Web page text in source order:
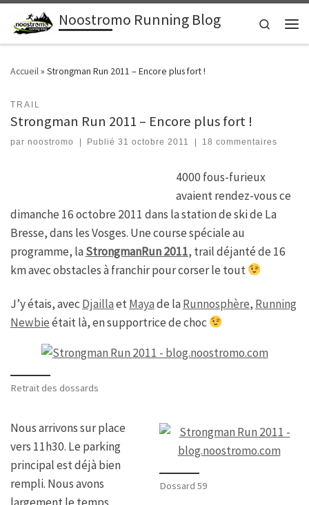
Passer au contenuNoostromo Running Blog
Search
Accueil» Strongman Run 2011 – Encore plus fort !
TRAIL
Strongman Run 2011 – Encore plus fort !
par noostromo Publié31 octobre 2011 18 commentaires
4000 fous-furieux
avaient rendez-vous ce
dimanche 16 octobre 2011 dans la station de ski de La
Bresse, dans les Vosges. Une course spéciale au
programme, laStrongmanRun 2011, trail déjanté de 16
km avec obstacles à franchir pour corser le tout
J’y étais, avecDjaillaetMayade laRunnosphère, Running
Newbieétait là, en supportrice de choc
Retrait des dossards
Dossard 59
Nous arrivons sur place
vers 11h30. Le parking
principal est déjà bien
rempli. Nous avons